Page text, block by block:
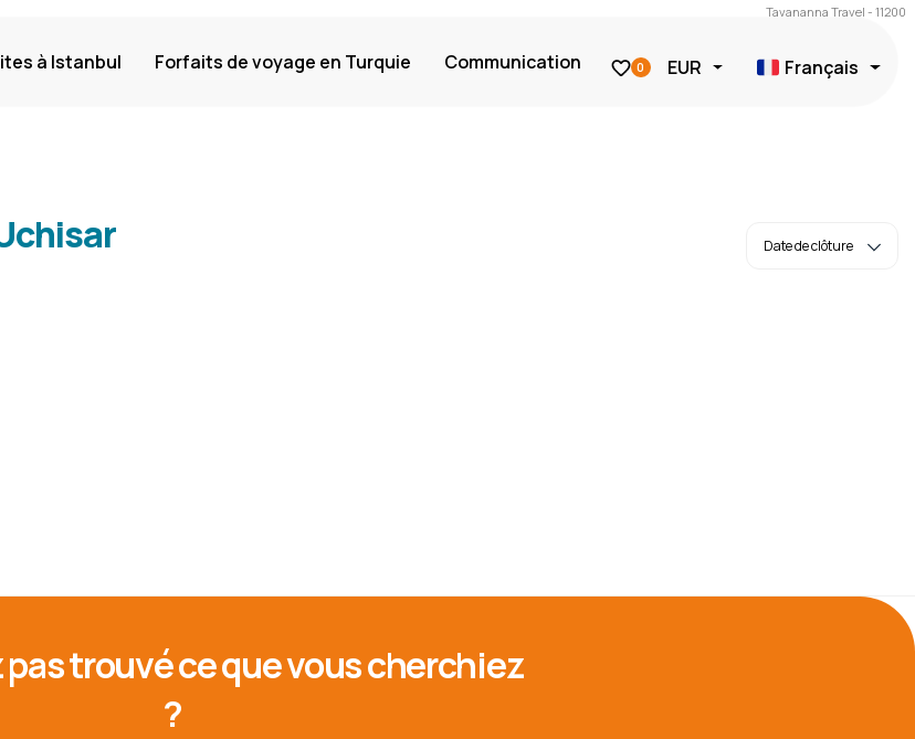
Tavananna Travel - 11200
à Istanbul Forfaits de voyage en Turquie Communication 0 EUR Français
pas trouvé ce que vous cherchiez
?